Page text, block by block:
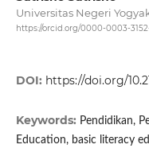
Universitas Negeri
https://orcid.org/0000-0003-
DOI: https://doi.org/
Keywords: Pendidikan,
Education, basic literacy